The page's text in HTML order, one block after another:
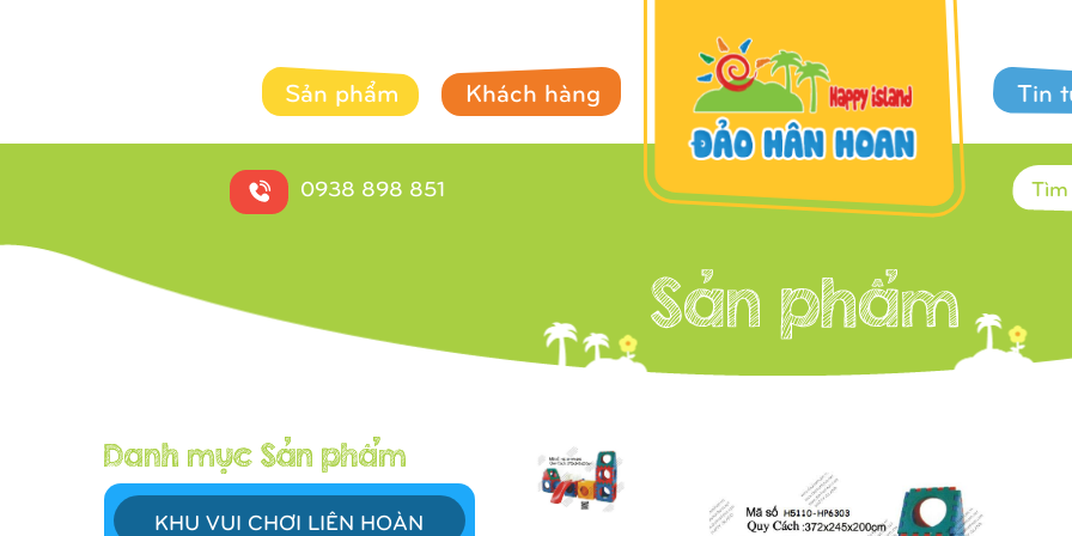
Sản phẩm Khách hàng Tin
0938 898 851
KHU VUI CHƠI LIÊN HOÀN